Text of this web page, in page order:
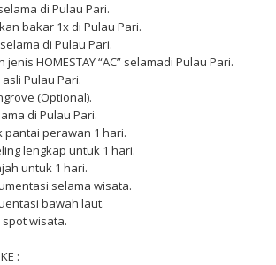
di Pulau Pari.
bakar 1x di Pulau Pari.
di Pulau Pari.
jenis HOMESTAY “AC” selamadi Pulau Pari.
Pulau Pari.
(Optional).
di Pulau Pari.
pantai perawan 1 hari.
lengkap untuk 1 hari.
untuk 1 hari.
selama wisata.
bawah laut.
spot wisata.
: